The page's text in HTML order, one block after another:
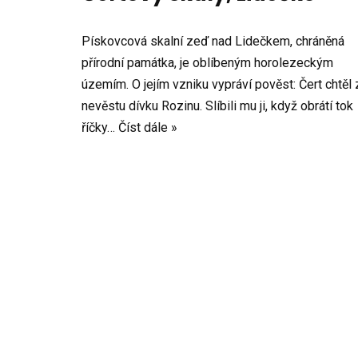
Pískovcová skalní zeď nad Lidečkem, chráněná
přírodní památka, je oblíbeným horolezeckým
územím. O jejím vzniku vypráví pověst: Čert chtěl
nevěstu dívku Rozinu. Slíbili mu ji, když obrátí tok
říčky… Číst dále »